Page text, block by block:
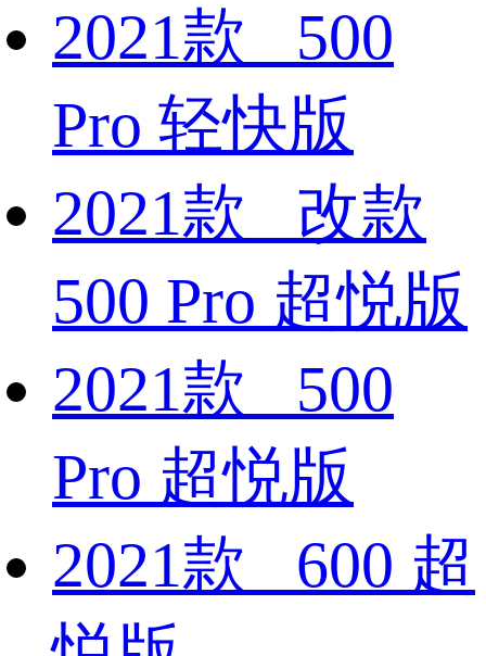
2021款 500
Pro 轻快版
2021款 改款
500 Pro 超悦版
2021款 500
Pro 超悦版
2021款 600 超